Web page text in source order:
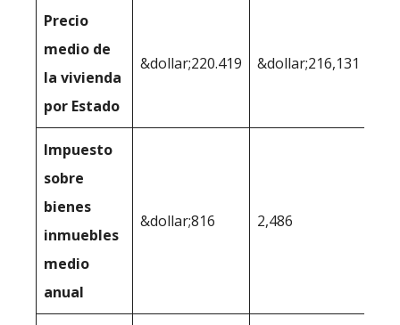
Precio
medio de
la vivienda
por Estado
&dollar;220.419 &dollar;216,131
Impuesto
sobre
bienes
inmuebles
medio
anual
&dollar;816 2,486